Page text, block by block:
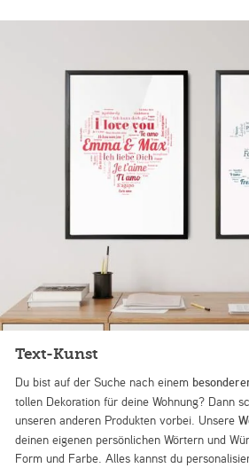
Text-Kunst
Du bist auf der Suche nach einem
tollen Dekoration für deine Wohnung? Dann
unseren anderen Produkten vorbei. Unsere
deinen eigenen persönlichen Wörtern und
Form und Farbe. Alles kannst du